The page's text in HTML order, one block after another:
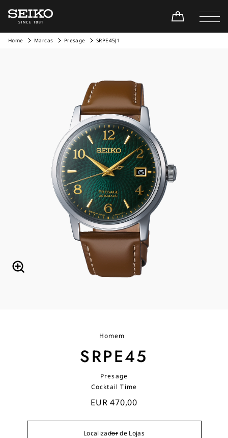
Home Marcas Presage SRPE45J1
Homem
SRPE45
Presage
Cocktail Time
EUR 470,00
Localizador de Lojas